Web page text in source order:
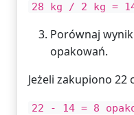
28 kg / 2 kg = 14
Porównaj
opakowań.
Jeżeli zakupiono 22
22 - 14 = 8